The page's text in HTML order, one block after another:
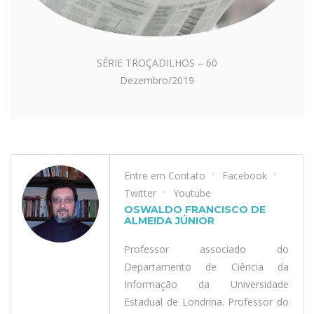
SÉRIE TROÇADILHOS – 60
Dezembro/2019
Entre em Contato
Facebook
Twitter
Youtube
OSWALDO FRANCISCO DE
ALMEIDA JÚNIOR
Professor associado do
Departamento de Ciência da
Informação da Universidade
Estadual de Londrina. Professor do